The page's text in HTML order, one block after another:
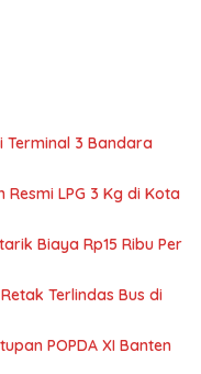
Terminal 3 Bandara
LPG 3 Kg di Kota
Biaya Rp15 Ribu Per
Terlindas Bus di
POPDA XI Banten